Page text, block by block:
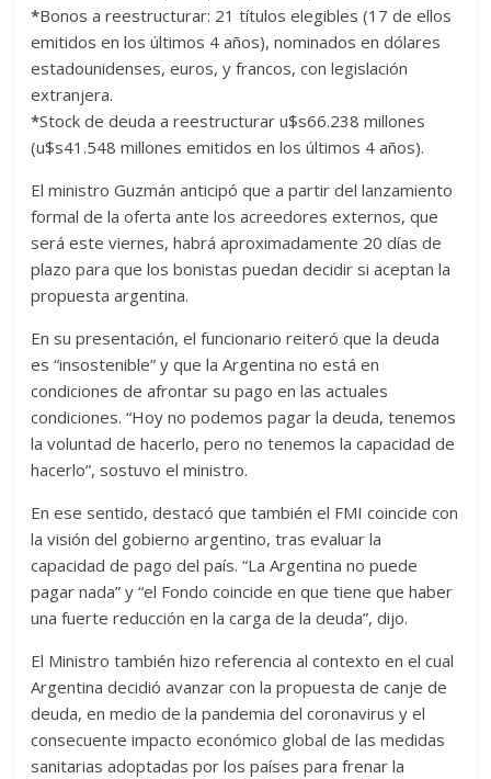
*Bonos a reestructurar: 21 títulos elegibles (17 de ellos
emitidos en los últimos 4 años), nominados en dólares
estadounidenses, euros, y francos, con legislación
extranjera.
*Stock de deuda a reestructurar u$s66.238 millones
(u$s41.548 millones emitidos en los últimos 4 años).
El ministro Guzmán anticipó que a partir del lanzamiento
formal de la oferta ante los acreedores externos, que
será este viernes, habrá aproximadamente 20 días de
plazo para que los bonistas puedan decidir si aceptan la
propuesta argentina.
En su presentación, el funcionario reiteró que la deuda
es “insostenible” y que la Argentina no está en
condiciones de afrontar su pago en las actuales
condiciones. “Hoy no podemos pagar la deuda, tenemos
la voluntad de hacerlo, pero no tenemos la capacidad de
hacerlo”, sostuvo el ministro.
En ese sentido, destacó que también el FMI coincide con
la visión del gobierno argentino, tras evaluar la
capacidad de pago del país. “La Argentina no puede
pagar nada” y “el Fondo coincide en que tiene que haber
una fuerte reducción en la carga de la deuda”, dijo.
El Ministro también hizo referencia al contexto en el cual
Argentina decidió avanzar con la propuesta de canje de
deuda, en medio de la pandemia del coronavirus y el
consecuente impacto económico global de las medidas
sanitarias adoptadas por los países para frenar la